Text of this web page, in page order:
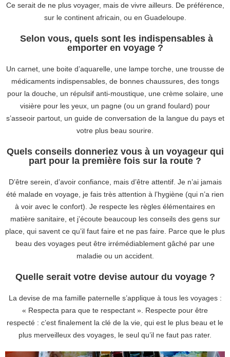
Ce serait de ne plus voyager, mais de vivre ailleurs. De préférence,
sur le continent africain, ou en Guadeloupe.
Selon vous, quels sont les indispensables à
emporter en voyage ?
Un carnet, une boite d’aquarelle, une lampe torche, une trousse de
médicaments indispensables, de bonnes chaussures, des tongs
pour la douche, un répulsif anti-moustique, une crème solaire, une
visière pour les yeux, un pagne (ou un grand foulard) pour
s’asseoir partout, un guide de conversation de la langue du pays et
votre plus beau sourire.
Quels conseils donneriez vous à un voyageur qui
part pour la première fois sur la route ?
D’être serein, d’avoir confiance, mais d’être attentif. Je n’ai jamais
été malade en voyage, je fais très attention à l’hygiène (qui n’a rien
à voir avec le confort). Je respecte les règles élémentaires en
matière sanitaire, et j’écoute beaucoup les conseils des gens sur
place, qui savent ce qu’il faut faire et ne pas faire. Parce que le plus
beau des voyages peut être irrémédiablement gâché par une
maladie ou un accident.
Quelle serait votre devise autour du voyage ?
La devise de ma famille paternelle s’applique à tous les voyages :
« Respecta para que te respectant ». Respecte pour être
respecté : c’est finalement la clé de la vie, qui est le plus beau et le
plus merveilleux des voyages, le seul qu’il ne faut pas rater.